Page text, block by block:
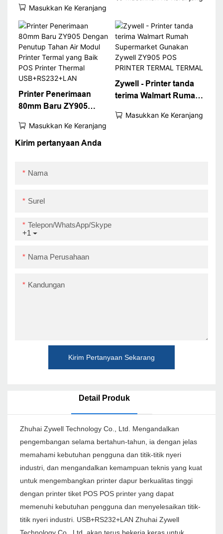
ZY905 Murah Printer
Penerimaan Termal 3
Inch Printer POS
Printer USB+LAN
Masukkan Ke Keranjang
USB+LAN
Printer Penerimaan
80mm Baru ZY905
Air Modul Printer
Termal yang Baik POS
Masukkan Ke Keranjang
Zywell - Printer tanda
terima Walmart Rumah
Zywell ZY905 POS
Masukkan Ke Keranjang
Kirim pertanyaan Anda
Nama
Surel
+1
Telepon/WhatsApp/Skype
Nama Perusahaan
Kandungan
Kirim Pertanyaan Sekarang
Detail Produk
Zhuhai Zywell Technology Co., Ltd. Mengandalkan
pengembangan selama bertahun-tahun, ia dengan jelas
memahami kebutuhan pengguna dan titik-titik nyeri
industri, dan mengandalkan kemampuan teknis yang kuat
untuk mengembangkan printer dapur berkualitas tinggi
dengan printer tiket POS POS printer yang dapat
memenuhi kebutuhan pengguna dan menyelesaikan titik-
titik nyeri industri. USB+RS232+LAN Zhuhai Zywell